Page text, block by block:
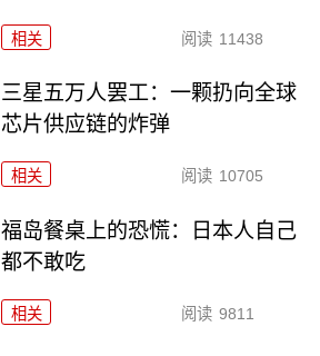
相关 阅读 11438
三星五万人罢工：一颗扔向全球
芯片供应链的炸弹
相关 阅读 10705
福岛餐桌上的恐慌：日本人自己
都不敢吃
相关 阅读 9811